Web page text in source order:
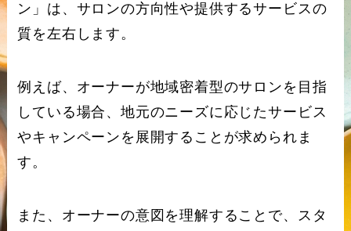
ン」は、サロンの方向性や提供するサービスの
質を左右します。
例えば、オーナーが地域密着型のサロンを目指
している場合、地元のニーズに応じたサービス
やキャンペーンを展開することが求められま
す。
また、オーナーの意図を理解することで、スタ